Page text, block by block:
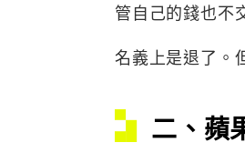
管自己的錢也不
名義上是退了。
二、蘋